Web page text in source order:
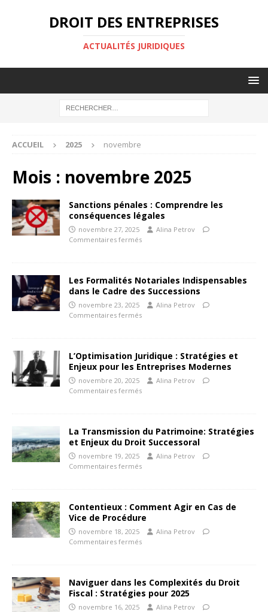
DROIT DES ENTREPRISES
ACTUALITÉS JURIDIQUES
ACCUEIL 2025 novembre
Mois : novembre 2025
Sanctions pénales : Comprendre les
conséquences légales
novembre 27, 2025
Alina Petrov
Commentaires fermés
Les Formalités Notariales Indispensables
dans le Cadre des Successions
novembre 23, 2025
Alina Petrov
Commentaires fermés
L’Optimisation Juridique : Stratégies et
Enjeux pour les Entreprises Modernes
novembre 20, 2025
Alina Petrov
Commentaires fermés
La Transmission du Patrimoine: Stratégies
et Enjeux du Droit Successoral
novembre 19, 2025
Alina Petrov
Commentaires fermés
Contentieux : Comment Agir en Cas de
Vice de Procédure
novembre 18, 2025
Alina Petrov
Commentaires fermés
Naviguer dans les Complexités du Droit
Fiscal : Stratégies pour 2025
novembre 16, 2025
Alina Petrov